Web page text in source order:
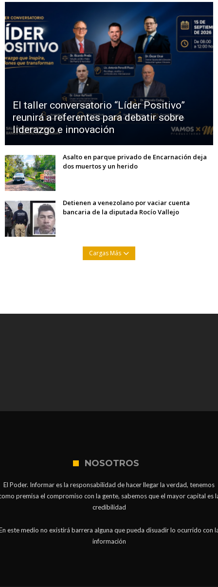
El taller conversatorio “Líder Positivo”
reunirá a referentes para debatir sobre
liderazgo e innovación
Asalto en parque privado de Encarnación deja
dos muertos y un herido
Detienen a venezolano por vaciar cuenta
bancaria de la diputada Rocío Vallejo
Cargas Más
NOSOTROS
El Poder. Informar es la responsabilidad de hacer llegar la verdad, tenemos
premisa el compromiso con la gente, sabemos que el mayor capital es
credibilidad
este medio no existirá barrera alguna que pueda disuadir lo ocurrido con
información